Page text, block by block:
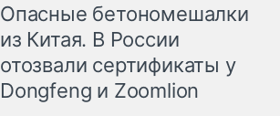
Опасные бетономешалки
из Китая. В России
отозвали сертификаты у
Dongfeng и Zoomlion